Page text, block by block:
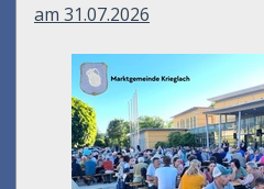
am 31.07.2026